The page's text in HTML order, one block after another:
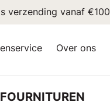
verzending vanaf €100
Over ons
FOURNITUREN